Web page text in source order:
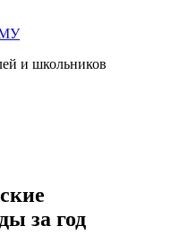
и школьников
за год